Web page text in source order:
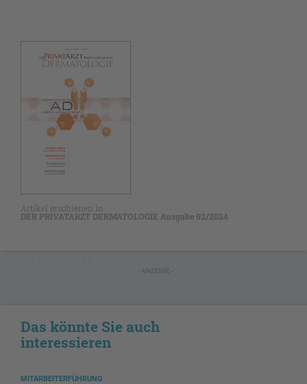
Artikel erschienen in
DER PRIVATARZT DERMATOLOGIE Ausgabe 02/2024
- ANZEIGE -
Das könnte Sie auch
interessieren
MITARBEITERFÜHRUNG